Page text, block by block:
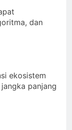
dan
ekosistem
panjang